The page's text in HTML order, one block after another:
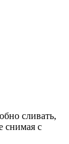
сливать,
снимая с